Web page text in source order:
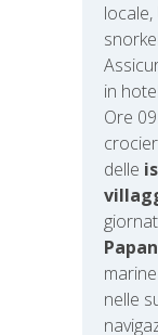
in
Ore
delle
nelle